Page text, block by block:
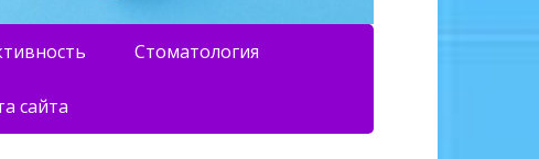
Стоматология
сайта